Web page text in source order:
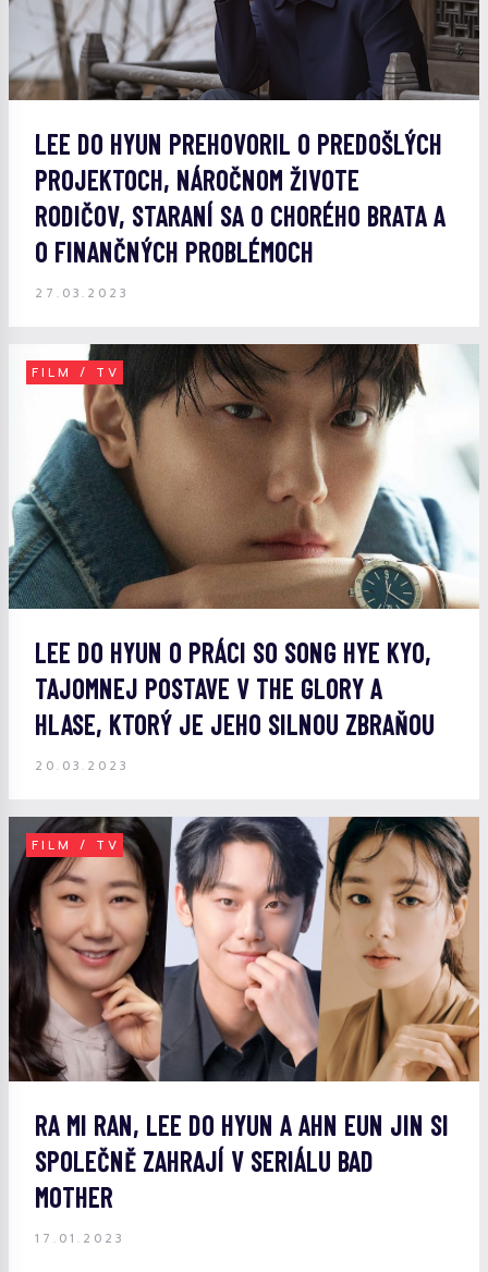
LEE DO HYUN PREHOVORIL O PREDOŠLÝCH
PROJEKTOCH, NÁROČNOM ŽIVOTE
RODIČOV, STARANÍ SA O CHORÉHO BRATA A
O FINANČNÝCH PROBLÉMOCH
27.03.2023
FILM / TV
LEE DO HYUN O PRÁCI SO SONG HYE KYO,
TAJOMNEJ POSTAVE V THE GLORY A
HLASE, KTORÝ JE JEHO SILNOU ZBRAŇOU
20.03.2023
FILM / TV
RA MI RAN, LEE DO HYUN A AHN EUN JIN SI
SPOLEČNĚ ZAHRAJÍ V SERIÁLU BAD
MOTHER
17.01.2023